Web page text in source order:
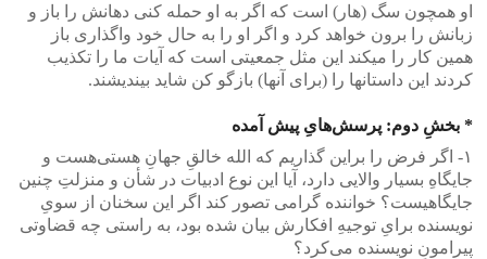
او همچون سگ (هار) است که اگر به او حمله کنی دهانش را باز و
زبانش را برون خواهد کرد و اگر او را به حال خود واگذاری باز
همین کار را می‏کند این مثل جمعیتی است که آیات ما را تکذیب
کردند این داستانها را (برای آنها) بازگو کن شاید بیندیشند.
* بخشِ دوم: پرسش‌هایِ پیش آمده
۱- اگر فرض را بر‌این گذاریم که الله خالقِ جهانِ هستی‌هست و
جایگاهِ بسیار والایی دارد، آیا این نوع ادبیات در شأن و منزلتِ چنین
جایگاهیست؟ خواننده‌ گرامی‌ تصور کند اگر این سخنان از سویِ
نویسنده برایِ توجیهِ افکار‌ش بیان شده بود، به راستی‌ چه قضاوتی
پیرامونِ نویسنده می‌کرد؟